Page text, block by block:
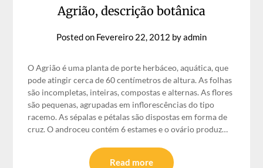
Agrião, descrição botânica
Posted on Fevereiro 22, 2012 byadmin
O Agrião é uma planta de porte herbáceo, aquática, que
pode atingir cerca de 60 centímetros de altura. As folhas
são incompletas, inteiras, compostas e alternas. As flores
são pequenas, agrupadas em inflorescências do tipo
racemo. As sépalas e pétalas são dispostas em forma de
cruz. O androceu contém 6 estames e o ovário produz…
Read more